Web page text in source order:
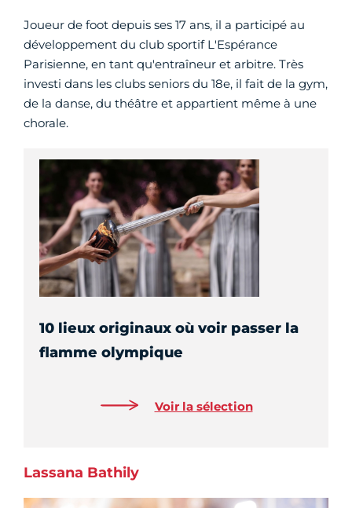
Joueur de foot depuis ses 17 ans, il a participé au
développement du club sportif L'Espérance
Parisienne, en tant qu'entraîneur et arbitre. Très
investi dans les clubs seniors du 18e, il fait de la gym,
de la danse, du théâtre et appartient même à une
chorale.
10 lieux originaux où voir passer la
flamme olympique
Voir la sélection
Lassana Bathily